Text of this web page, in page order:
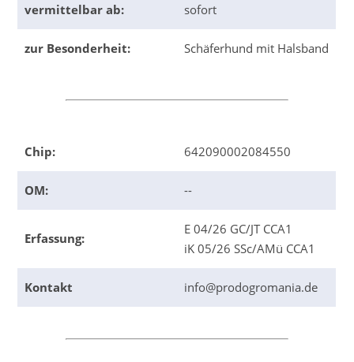
vermittelbar ab: sofort
zur Besonderheit: Schäferhund mit Halsband
Chip: 642090002084550
OM: --
Erfassung:
E 04/26 GC/JT CCA1
iK 05/26 SSc/AMü CCA1
Kontakt info@prodogromania.de